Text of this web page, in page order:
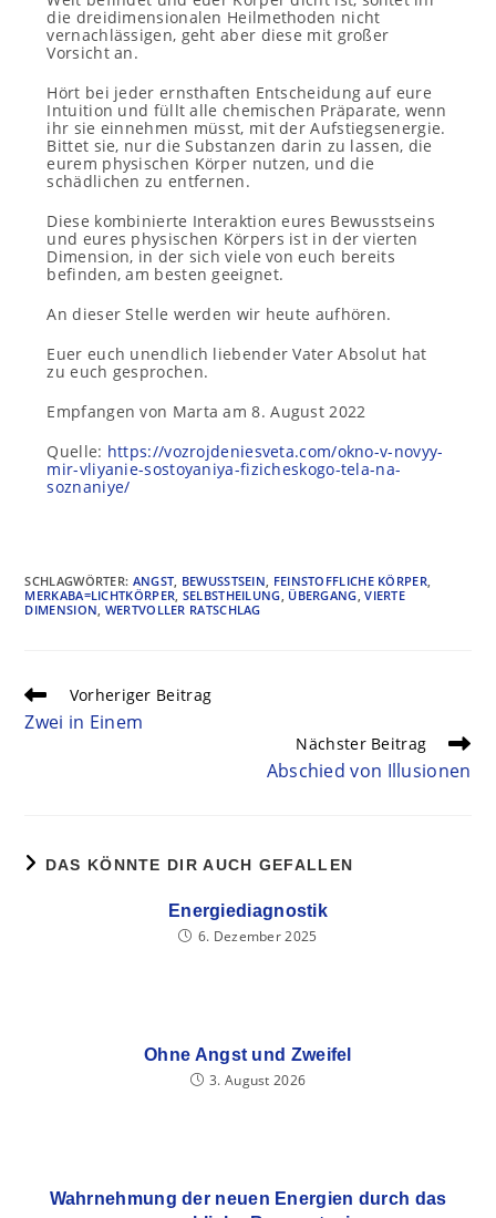
die dreidimensionalen Heilmethoden nicht
vernachlässigen, geht aber diese mit großer
Vorsicht an.
Hört bei jeder ernsthaften Entscheidung auf eure
Intuition und füllt alle chemischen Präparate, wenn
ihr sie einnehmen müsst, mit der Aufstiegsenergie.
Bittet sie, nur die Substanzen darin zu lassen, die
eurem physischen Körper nutzen, und die
schädlichen zu entfernen.
Diese kombinierte Interaktion eures Bewusstseins
und eures physischen Körpers ist in der vierten
Dimension, in der sich viele von euch bereits
befinden, am besten geeignet.
An dieser Stelle werden wir heute aufhören.
Euer euch unendlich liebender Vater Absolut hat
zu euch gesprochen.
Empfangen von Marta am 8. August 2022
Quelle: https://vozrojdeniesveta.com/okno-v-novyy-
mir-vliyanie-sostoyaniya-fizicheskogo-tela-na-
soznaniye/
SCHLAGWÖRTER: ANGST, BEWUSSTSEIN, FEINSTOFFLICHE KÖRPER,
MERKABA=LICHTKÖRPER, SELBSTHEILUNG, ÜBERGANG, VIERTE
DIMENSION, WERTVOLLER RATSCHLAG
Vorheriger Beitrag
Zwei in Einem
Nächster Beitrag
Abschied von Illusionen
DAS KÖNNTE DIR AUCH GEFALLEN
Energiediagnostik
6. Dezember 2025
Ohne Angst und Zweifel
3. August 2026
Wahrnehmung der neuen Energien durch das